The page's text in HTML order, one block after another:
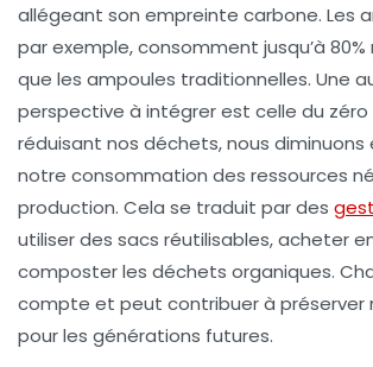
allégeant son empreinte carbone. Les
par exemple, consomment jusqu’à 80%
que les ampoules traditionnelles. Une
perspective à intégrer est celle du
réduisant nos déchets, nous
notre consommation des ressources
production. Cela se traduit par des
utiliser des sacs réutilisables, acheter
composter les déchets organiques.
compte et peut contribuer à préserver
pour les générations futures.